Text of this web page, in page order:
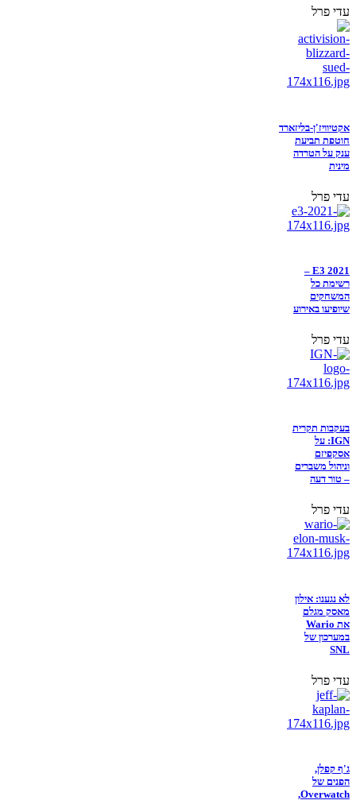
עדי פרל
אקטיוויז'ן-בליזארד
חוטפת תביעת
ענק על הטרדה
מינית
עדי פרל
E3 2021 –
רשימת כל
המשחקים
שיופיעו באירוע
עדי פרל
בעקבות תקרית
IGN: על
אסקפיזם
וניהול משברים
– טור דעה
עדי פרל
לא נגענו: אילון
מאסק מגלם
את Wario
במערכון של
SNL
עדי פרל
ג'ף קפלן,
הפנים של
Overwatch,